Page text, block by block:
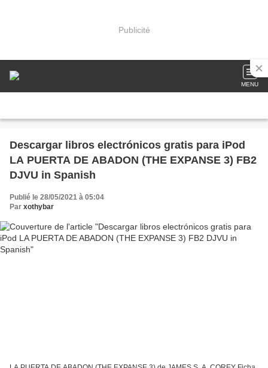
Publicité
MENU
Descargar libros electrónicos gratis para iPod
LA PUERTA DE ABADON (THE EXPANSE 3) FB2
DJVU in Spanish
Publié le 28/05/2021 à 05:04
Par xothybar